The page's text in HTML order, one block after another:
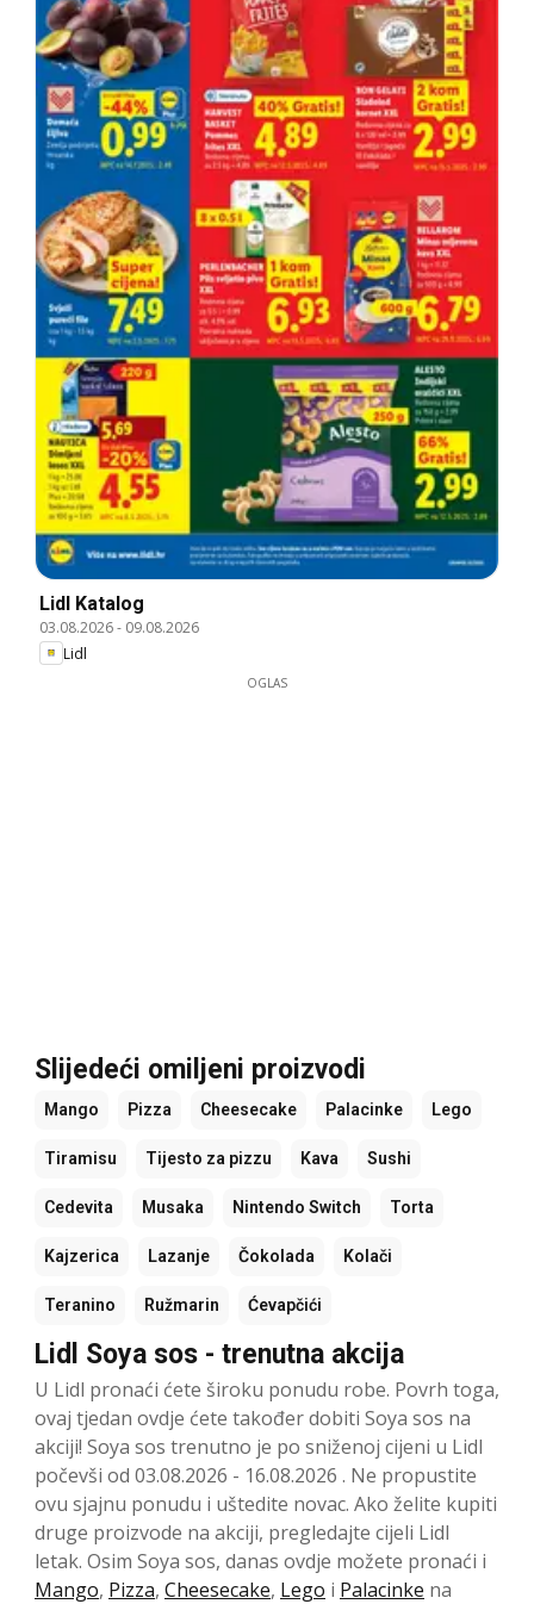
Lidl Katalog
03.08.2026- 09.08.2026
Lidl
OGLAS
Slijedeći omiljeni proizvodi
Mango Pizza Cheesecake Palacinke Lego
Tiramisu Tijesto za pizzu Kava Sushi
Cedevita Musaka Nintendo Switch Torta
Kajzerica Lazanje Čokolada Kolači
Teranino Ružmarin Ćevapčići
Lidl Soya sos - trenutna akcija
U Lidl pronaći ćete široku ponudu robe. Povrh toga,
ovaj tjedan ovdje ćete također dobiti Soya sos na
akciji! Soya sos trenutno je po sniženoj cijeni u Lidl
počevši od 03.08.2026 - 16.08.2026 . Ne propustite
ovu sjajnu ponudu i uštedite novac. Ako želite kupiti
druge proizvode na akciji, pregledajte cijeli Lidl
letak. Osim Soya sos, danas ovdje možete pronaći i
Mango, Pizza, Cheesecake, Lego i Palacinke na